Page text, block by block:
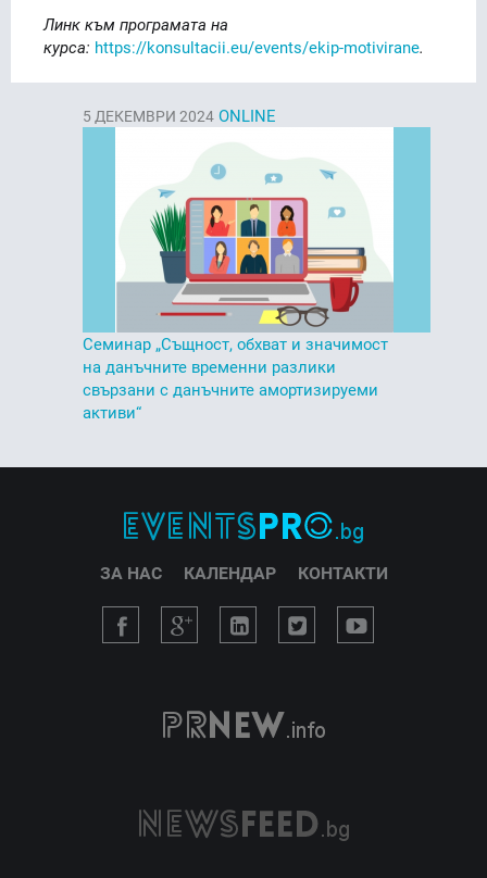
Линк към програмата на
курса: https://konsultacii.eu/events/ekip-motivirane.
5 ДЕКЕМВРИ 2024 ONLINE
Семинар „Същност, обхват и значимост
на данъчните временни разлики
свързани с данъчните амортизируеми
активи“
ЗА НАС КАЛЕНДАР КОНТАКТИ